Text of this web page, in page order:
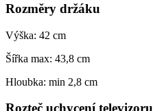
Rozměry držáku
Výška: 42 cm
Šířka max: 43,8 cm
Hloubka: min 2,8 cm
Rozteč uchycení televizoru